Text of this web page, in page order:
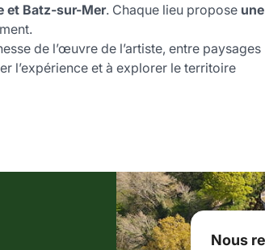
Nous
et Batz-sur-Mer. Chaque lieu propose une
de l’œuvre de l’artiste, entre paysages
l’expérience et à explorer le territoire